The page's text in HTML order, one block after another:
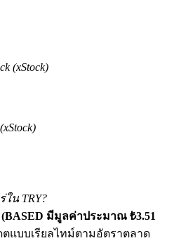
เงินสด
(xStock)
ใน TRY?
(BASED มีมูลค่าประมาณ ₺3.51
แบบเรียลไทม์ตามอัตราตลาด